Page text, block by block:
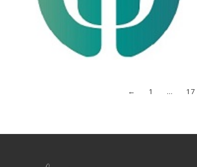
← 1 … 17